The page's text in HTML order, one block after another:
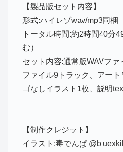
【製品版セット内容】
形式:ハイレゾwav/mp3同梱
トータル時間:約2時間40分
む）
セット内容:通常版WAVフ
ファイル9トラック、アート
ゴなしイラスト1枚、説明
【制作クレジット】
イラスト:毒でんぱ